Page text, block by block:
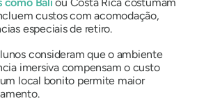
custos com acomodação,
especiais de retiro.
consideram que o ambiente
imersiva compensam o custo
local bonito permite maior